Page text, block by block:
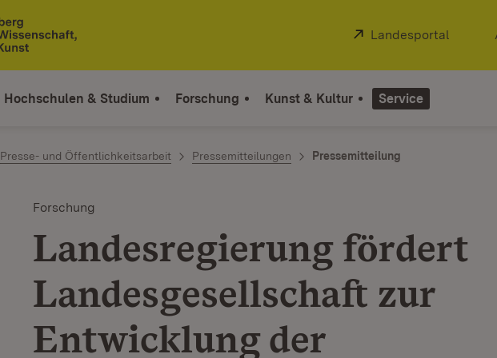
Extern:
Landesportal
Hochschulen & Studium Forschung Kunst & Kultur Service
Presse- und Öffentlichkeitsarbeit Pressemitteilungen Pressemitteilung
Forschung
Landesregierung fördert
Landesgesellschaft zur
Entwicklung der